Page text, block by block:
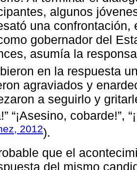
algunos
una
gobernador del
asumía la
en la respuesta
agraviados y
a seguirlo y
“¡Asesino, cobarde!”,
2012).
que el
del mismo